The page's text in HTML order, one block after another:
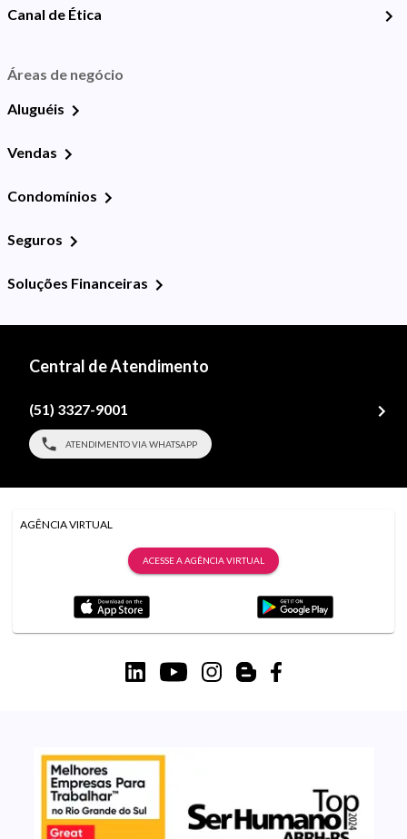
Canal de Ética
Áreas de negócio
Aluguéis
Vendas
Condomínios
Seguros
Soluções Financeiras
Central de Atendimento
(51) 3327-9001
ATENDIMENTO VIA WHATSAPP
AGÊNCIA VIRTUAL
ACESSE A AGÊNCIA VIRTUAL